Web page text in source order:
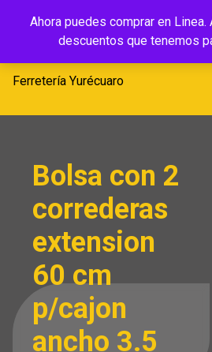
Ahora puedes comprar en
descuentos que tenemos
Ferretería
Yurécuaro
Ferretería Yurécuaro
Bolsa con 2
correderas
extension
60 cm
p/cajon
ancho 3.5